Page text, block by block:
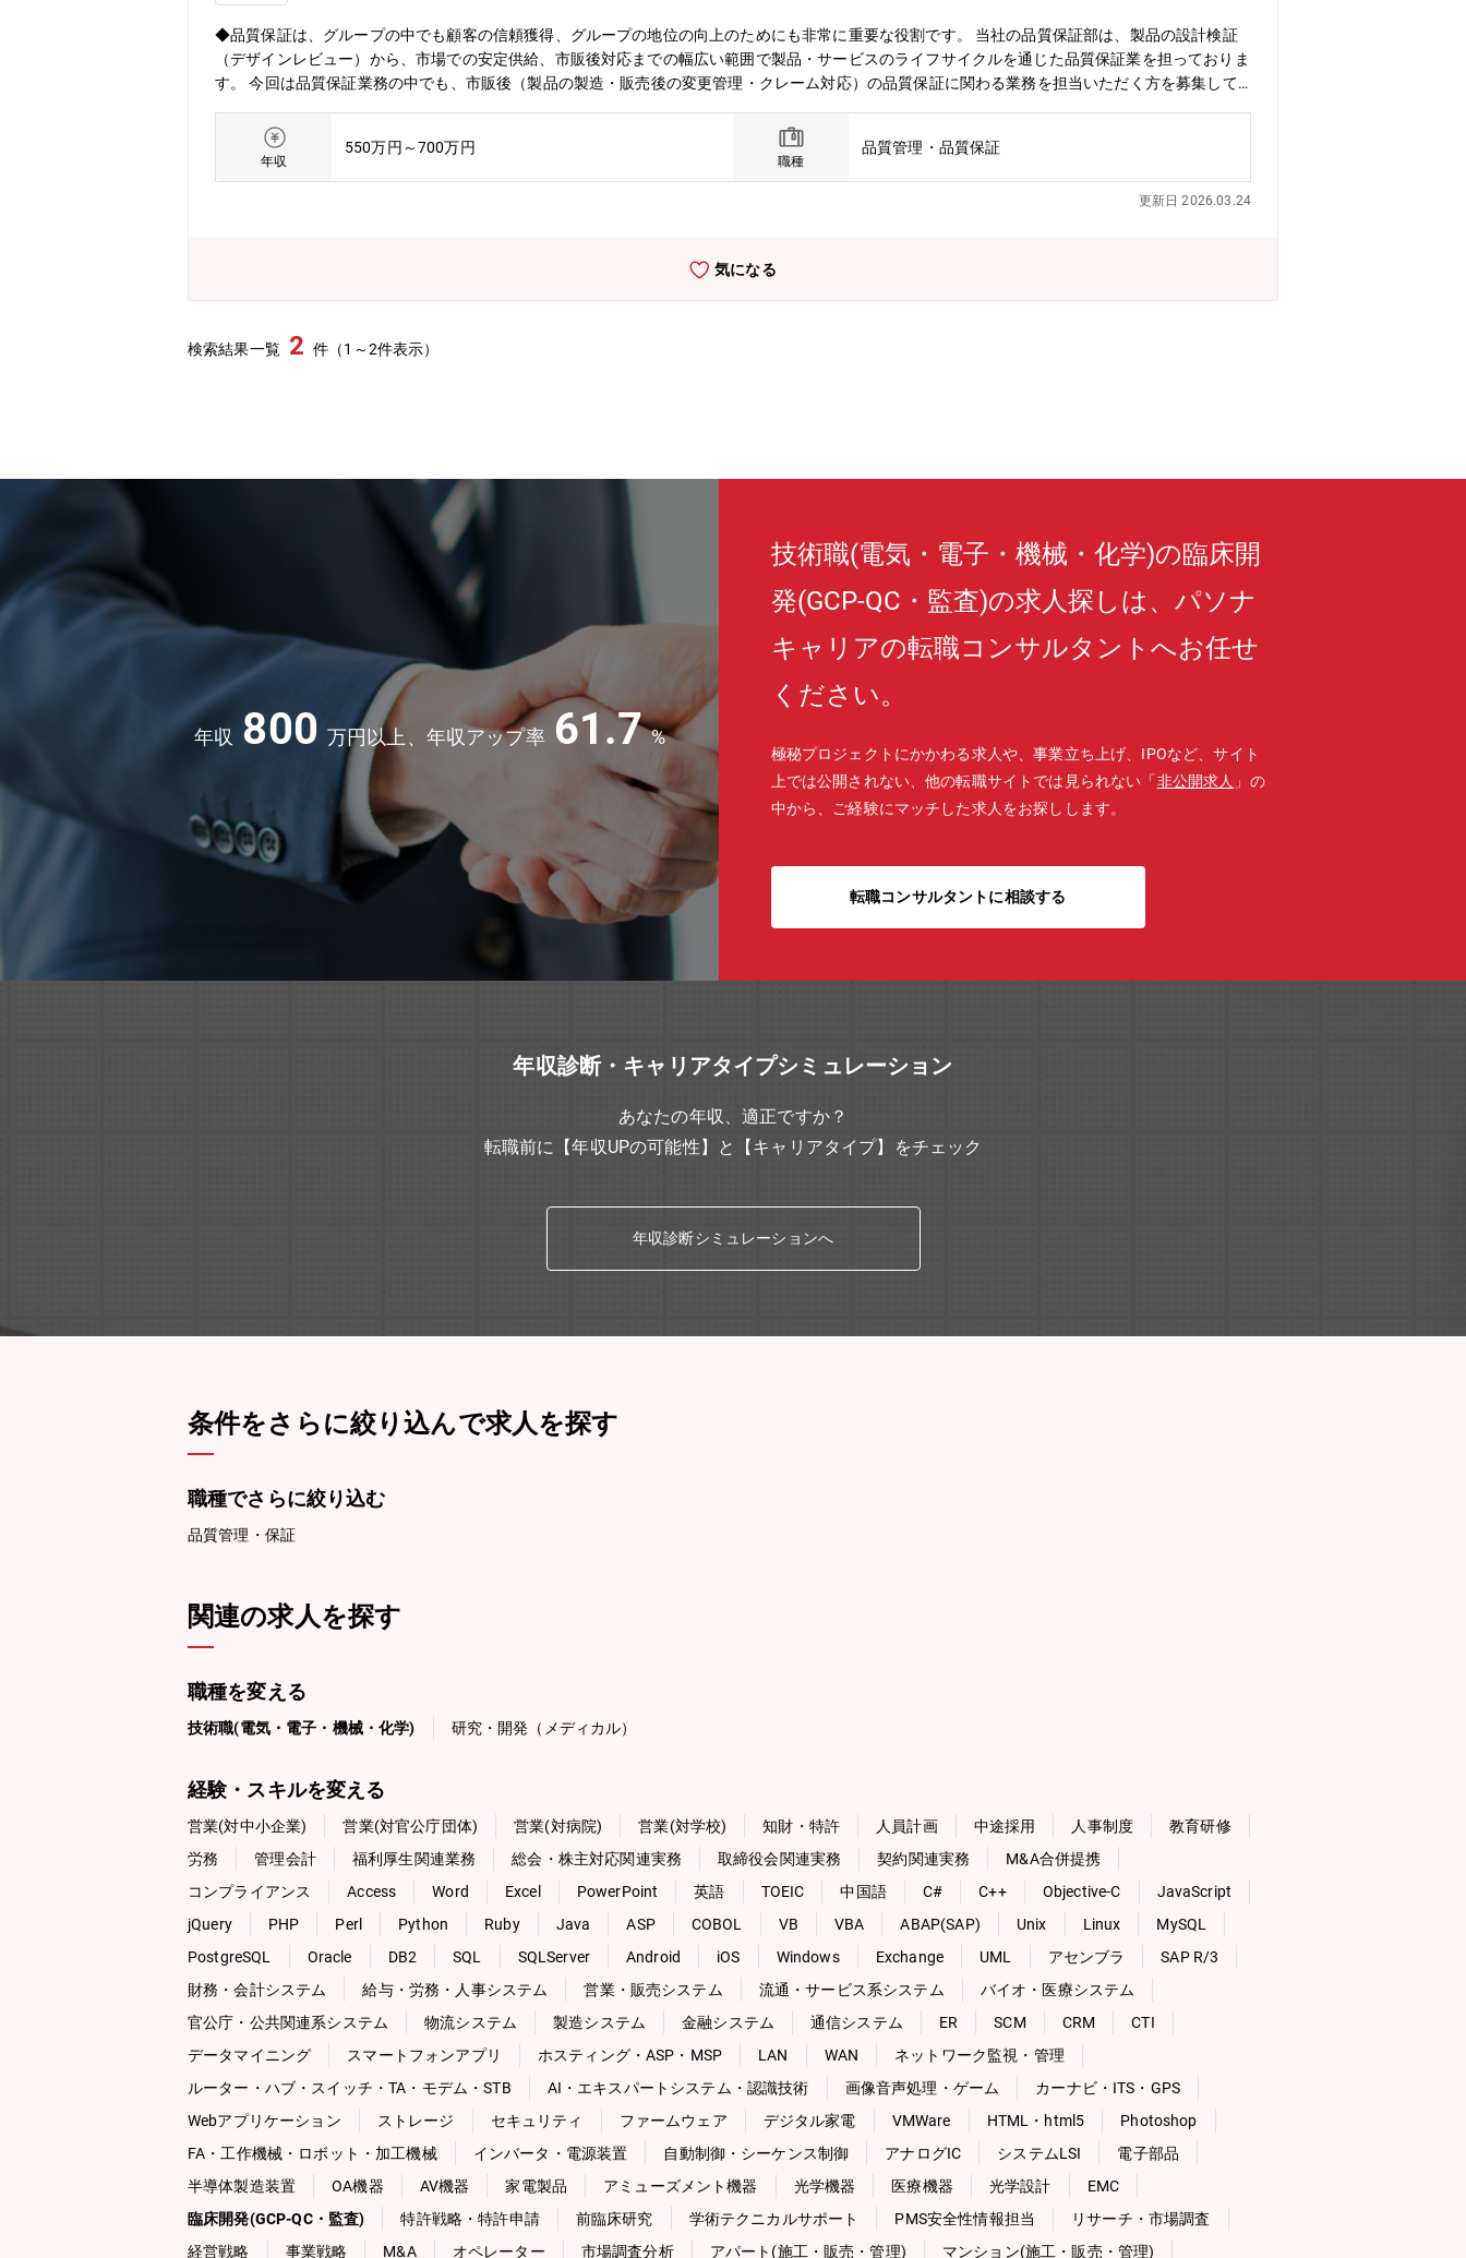
◆品質保証は、グループの中でも顧客の信頼獲得、グループの地位の向上のためにも非常に重要な役割です。 当社の品質保証部は、製品の設計検証
（デザインレビュー）から、市場での安定供給、市販後対応までの幅広い範囲で製品・サービスのライフサイクルを通じた品質保証業を担っておりま
す。 今回は品質保証業務の中でも、市販後（製品の製造・販売後の変更管理・クレーム対応）の品質保証に関わる業務を担当いただく方を募集して
体制監査（既存仕入先；定期） 品質保証契約書締結推進（未締結先）、契約書レビューの実施 仕入先との品質改善会議（定期）など ■ 期待する役割
関係する仕入先・取引先・営業担当とのコミュニケーションをとりながら、上記の業務のスぺシャリストとしての 活躍を期待しています。（業務ロ
ーテーションあり） 【組織構成】大阪・東京10名（40代2名、30代2名、20代2名）【募集背景】品質保証部方針に基づく専門家育成へ向けたチーム
年収
550万円～700万円
職種
品質管理・品質保証
更新日 2026.03.24
気になる
検索結果一覧 2 件（1～2件表示）
年収 800 万円以上、年収アップ率 61.7 %
技術職(電気・電子・機械・化学)の臨床開
発(GCP-QC・監査)の求人探しは、パソナ
キャリアの転職コンサルタントへお任せ
ください。
極秘プロジェクトにかかわる求人や、事業立ち上げ、IPOなど、サイト
上では公開されない、他の転職サイトでは見られない「非公開求人 」の
中から、ご経験にマッチした求人をお探しします。
転職コンサルタントに相談する
年収診断・キャリアタイプシミュレーション
あなたの年収、適正ですか？
転職前に【年収UPの可能性】と【キャリアタイプ】をチェック
年収診断シミュレーションへ
条件をさらに絞り込んで求人を探す
職種でさらに絞り込む
品質管理・保証
関連の求人を探す
職種を変える
技術職(電気・電子・機械・化学) 研究・開発（メディカル）
経験・スキルを変える
営業(対中小企業) 営業(対官公庁団体) 営業(対病院) 営業(対学校) 知財・特許 人員計画 中途採用 人事制度
教育研修
労務
管理会計 福利厚生関連業務 総会・株主対応関連実務 取締役会関連実務 契約関連実務
M&A合併提携
コンプライアンス
Access Word Excel PowerPoint 英語 TOEIC 中国語 C# C++ Objective-C
JavaScript
jQuery
PHP Perl Python Ruby Java ASP COBOL VB VBA ABAP(SAP) Unix Linux
MySQL
PostgreSQL
Oracle DB2 SQL SQLServer Android iOS Windows Exchange UML アセンブラ
SAP R/3
財務・会計システム
給与・労務・人事システム 営業・販売システム 流通・サービス系システム
バイオ・医療システム
官公庁・公共関連系システム
物流システム 製造システム 金融システム 通信システム ER SCM CRM
CTI
データマイニング
スマートフォンアプリ ホスティング・ASP・MSP LAN WAN
ネットワーク監視・管理
ルーター・ハブ・スイッチ・TA・モデム・STB
AI・エキスパートシステム・認識技術 画像音声処理・ゲーム
カーナビ・ITS・GPS
Webアプリケーション
ストレージ セキュリティ ファームウェア デジタル家電 VMWare HTML・html5
Photoshop
FA・工作機械・ロボット・加工機械
インバータ・電源装置 自動制御・シーケンス制御 アナログIC システムLSI
電子部品
半導体製造装置
OA機器 AV機器 家電製品 アミューズメント機器 光学機器 医療機器 光学設計
EMC
臨床開発(GCP-QC・監査)
特許戦略・特許申請 前臨床研究 学術テクニカルサポート PMS安全性情報担当
リサーチ・市場調査
経営戦略
事業戦略 M&A オペレーター 市場調査分析 アパート(施工・販売・管理) マンション(施工・販売・管理)